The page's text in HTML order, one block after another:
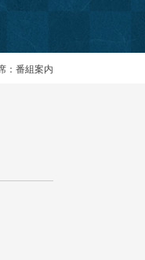
：番組案内